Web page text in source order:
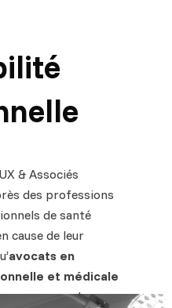
& Associés
des professions
de santé
cause de leur
avocats en
et médicale
assurons la